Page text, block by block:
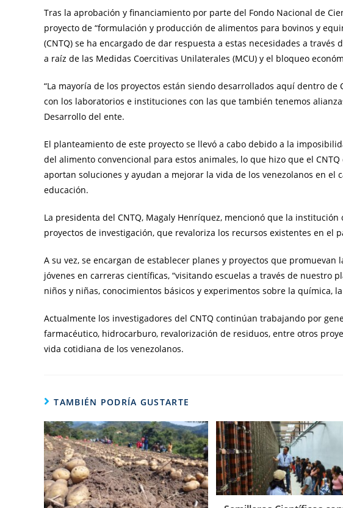
Tras la aprobación y financiamiento por parte del Fondo Nacional de
proyecto de “formulación y producción de alimentos para bovinos y
(CNTQ) se ha encargado de dar respuesta a estas necesidades a
a raíz de las Medidas Coercitivas Unilaterales (MCU) y el bloqueo
“La mayoría de los proyectos están siendo desarrollados aquí dentro
con los laboratorios e instituciones con las que también tenemos
Desarrollo del ente.
El planteamiento de este proyecto se llevó a cabo debido a la
del alimento convencional para estos animales, lo que hizo que el
aportan soluciones y ayudan a mejorar la vida de los venezolanos en el
educación.
La presidenta del CNTQ, Magaly Henríquez, mencionó que la
proyectos de investigación, que revaloriza los recursos existentes en el
A su vez, se encargan de establecer planes y proyectos que
jóvenes en carreras científicas, “visitando escuelas a través de nuestro
niños y niñas, conocimientos básicos y experimentos sobre la química,
Actualmente los investigadores del CNTQ continúan trabajando por
farmacéutico, hidrocarburo, revalorización de residuos, entre otros
vida cotidiana de los venezolanos.
TAMBIÉN PODRÍA GUSTARTE